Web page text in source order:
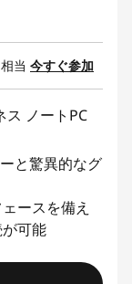
当 今すぐ参加
ス ノートPC
と驚異的なグ
ースを備え
可能